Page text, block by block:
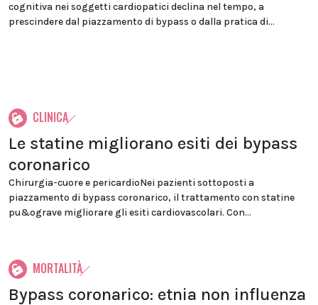
cognitiva nei soggetti cardiopatici declina nel tempo, a
prescindere dal piazzamento di bypass o dalla pratica di...
CLINICA
Le statine migliorano esiti dei bypass
coronarico
Chirurgia-cuore e pericardioNei pazienti sottoposti a
piazzamento di bypass coronarico, il trattamento con statine
pu&ograve migliorare gli esiti cardiovascolari. Con...
MORTALITÀ
Bypass coronarico: etnia non influenza